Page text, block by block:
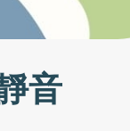
音